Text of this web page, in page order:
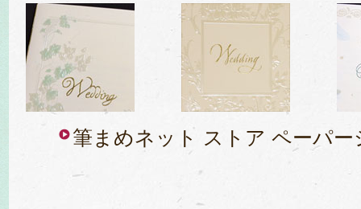
筆まめネット ストア ペーパ